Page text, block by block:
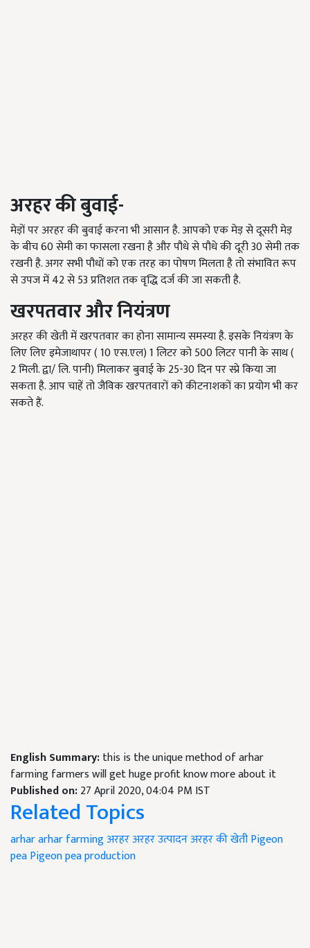
अरहर की बुवाई-
मेड़ों पर अरहर की बुवाई करना भी आसान है. आपको एक मेड़ से दूसरी मेड़
के बीच 60 सेमी का फासला रखना है और पौधे से पौधे की दूरी 30 सेमी तक
रखनी है. अगर सभी पौधों को एक तरह का पोषण मिलता है तो संभावित रूप
से उपज में 42 से 53 प्रतिशत तक वृद्धि दर्ज की जा सकती है.
खरपतवार और नियंत्रण
अरहर की खेती में खरपतवार का होना सामान्य समस्या है. इसके नियंत्रण के
लिए लिए इमेजाथापर ( 10 एस.एल) 1 लिटर को 500 लिटर पानी के साथ (
2 मिली. द्वा/ लि. पानी) मिलाकर बुवाई के 25-30 दिन पर स्प्रे किया जा
सकता है. आप चाहें तो जैविक खरपतवारों को कीटनाशकों का प्रयोग भी कर
सकते हैं.
English Summary:this is the unique method of arhar
farming farmers will get huge profit know more about it
Published on:27 April 2020, 04:04 PM IST
Related Topics
arhararhar farmingअरहरअरहर उत्पादनअरहर की खेतीPigeon
peaPigeon pea production